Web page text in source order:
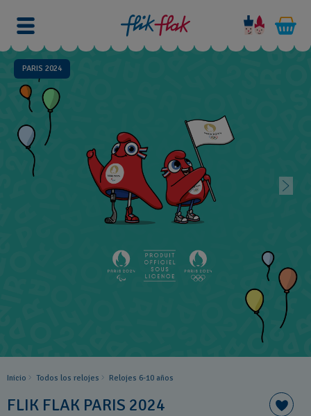
PARIS 2024
Inicio Todos los relojes Relojes 6-10 años ​
FLIK FLAK PARIS 2024